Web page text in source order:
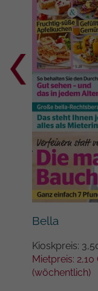
Bella
Kioskpreis:
Mietpreis: 2,10
(wöchentlich)